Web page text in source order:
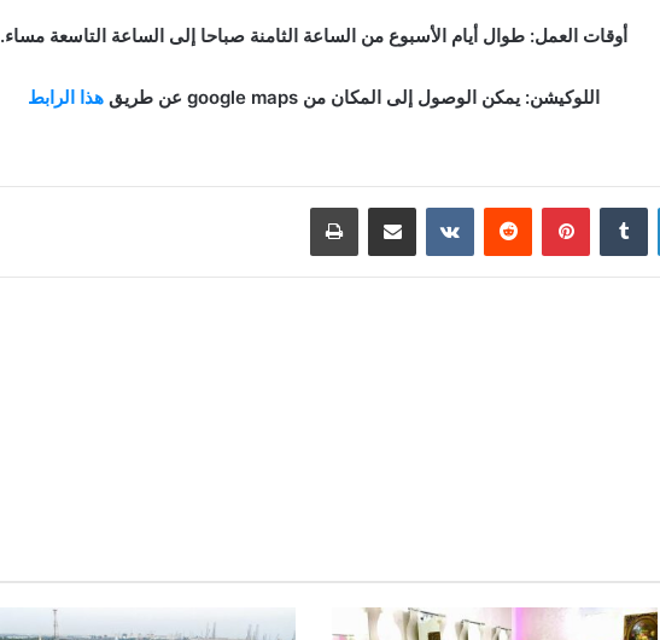
أوقات العمل: طوال أيام الأسبوع من الساعة الثامنة صباحا إلى الساعة التاسعة مساء.
اللوكيشن: يمكن الوصول إلى المكان من google maps عن طريق هذا الرابط
لينكدإن بينتيريست مشاركة عبر البريد طباعة